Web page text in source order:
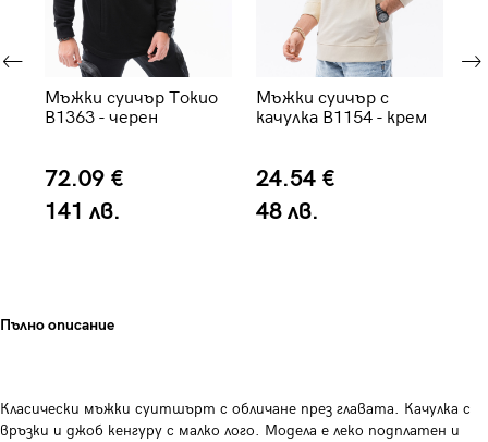
Мъжки суичър Токио
B1363 - черен
72.09 €
141 лв.
Мъжки суичър с
качулка B1154 - крем
24.54 €
48 лв.
Пълно описание
Класически мъжки суитшърт с обличане през главата. Качулка с
връзки и джоб кенгуру с малко лого. Модела е леко подплатен и